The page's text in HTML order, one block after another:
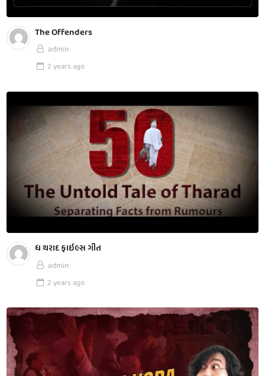
The Offenders
admin
2 yearsago
ધ થરાદ ફાઇલ્સ ગીત
admin
2 yearsago